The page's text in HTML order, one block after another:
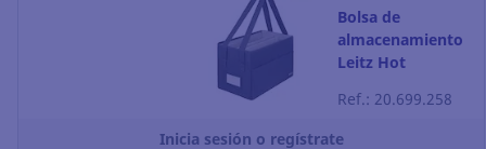
Bolsa de
almacenamiento
Leitz Hot
210 x 355 mm -
Ref.: 20.699.258
Inicia sesión o regístrate